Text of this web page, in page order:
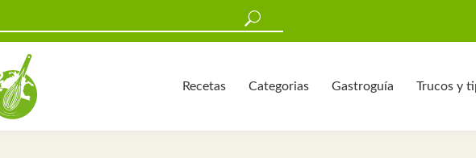
Recetas Categorias Gastroguía Trucos y